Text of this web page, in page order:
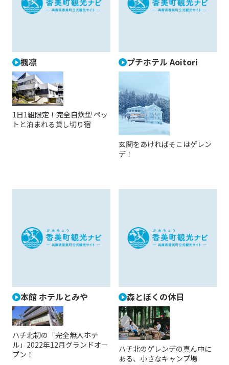
楓凛
1日1組限定！完全自炊型 ペッ
トと泊まれる貸し切り宿
プチホテル Aoitori
玄関をあければそこはゲレン
デ！
本館 ホテルとみや
ハチ北初の「完全無人ホテ
ル」2022年12月グランドオー
プン！
森とぼくの休日
ハチ北のゲレンデの真ん中に
ある、小さなキャンプ場